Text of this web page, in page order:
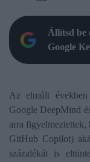
Állítsd be
Google
Az elmúlt
Google DeepMind
arra
GitHub Copilot)
százalékát is